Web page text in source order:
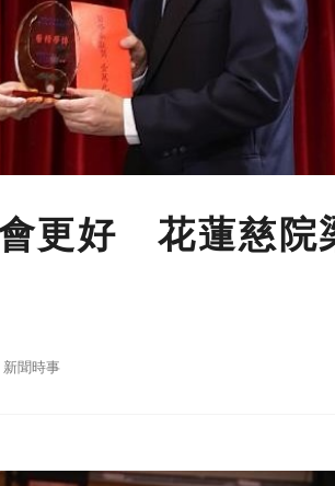
更好 花蓮慈院
新聞時事